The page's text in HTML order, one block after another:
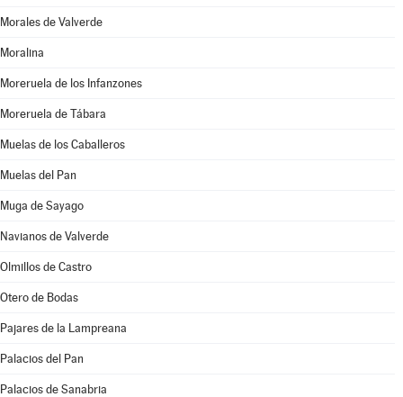
Morales de Valverde
Moralina
Moreruela de los Infanzones
Moreruela de Tábara
Muelas de los Caballeros
Muelas del Pan
Muga de Sayago
Navianos de Valverde
Olmillos de Castro
Otero de Bodas
Pajares de la Lampreana
Palacios del Pan
Palacios de Sanabria